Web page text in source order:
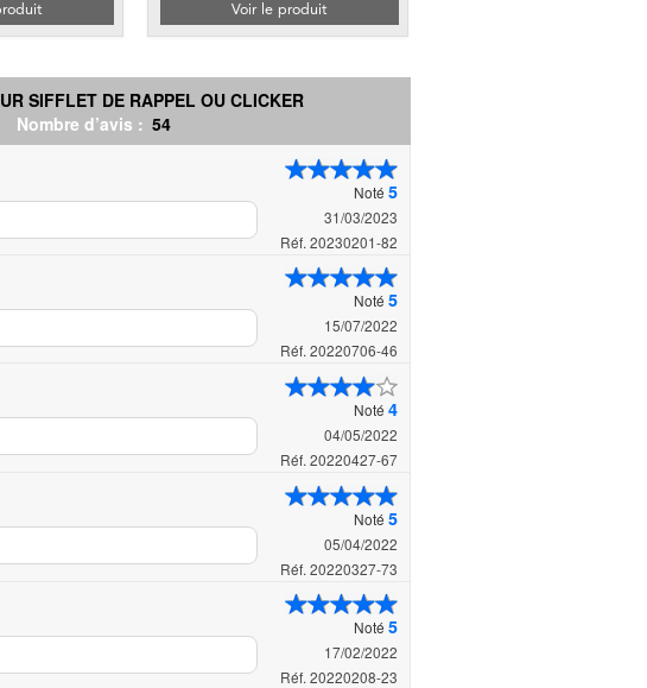
Voir le produit
SIFFLET DE RAPPEL OU CLICKER
Nombre d’avis : 54
Noté 5
31/03/2023
Réf. 20230201-82
Noté 5
15/07/2022
Réf. 20220706-46
Noté 4
04/05/2022
Réf. 20220427-67
Noté 5
05/04/2022
Réf. 20220327-73
Noté 5
17/02/2022
Réf. 20220208-23